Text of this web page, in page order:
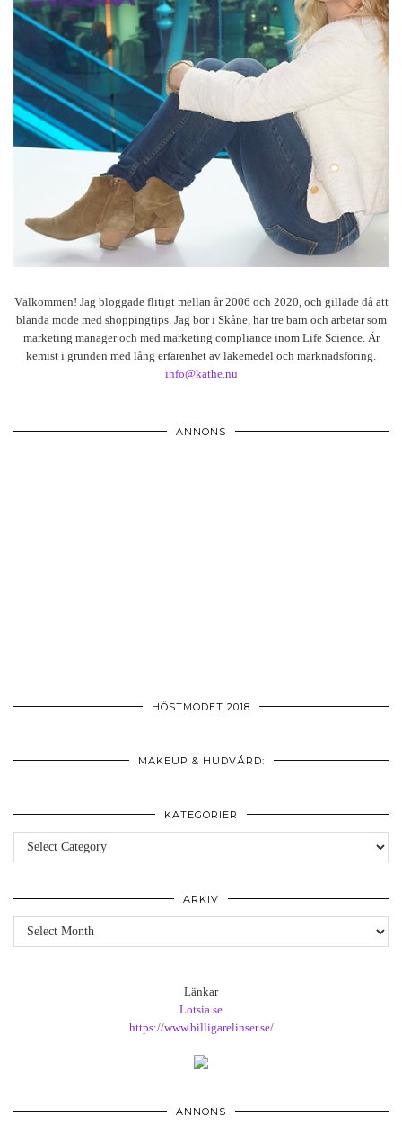
Välkommen! Jag bloggade flitigt mellan år 2006 och 2020, och gillade då att
blanda mode med shoppingtips. Jag bor i Skåne, har tre barn och arbetar som
marketing manager och med marketing compliance inom Life Science. Är
kemist i grunden med lång erfarenhet av läkemedel och marknadsföring.
info@kathe.nu
ANNONS
HÖSTMODET 2018
MAKEUP & HUDVÅRD:
KATEGORIER
Kategorier
ARKIV
Arkiv
Länkar
Lotsia.se
https://www.billigarelinser.se/
ANNONS